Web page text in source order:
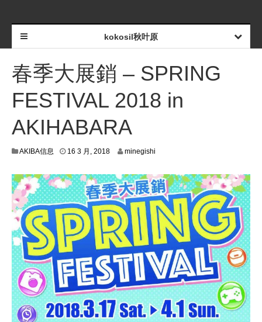
kokosil秋叶原
春季大展銷 – SPRING
FESTIVAL 2018 in
AKIHABARA
AKIBA信息 16 3 月, 2018 minegishi